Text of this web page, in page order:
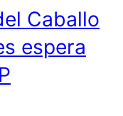
Caballo
espera